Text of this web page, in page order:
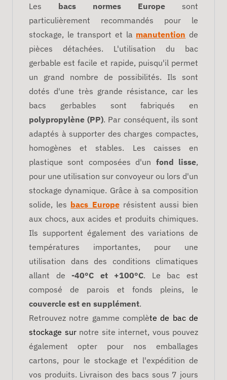
Les bacs normes Europe sont
particulièrement recommandés pour le
stockage, le transport et la manutention de
pièces détachées. L'utilisation du bac
gerbable est facile et rapide, puisqu'il permet
un grand nombre de possibilités. Ils sont
dotés d'une très grande résistance, car les
bacs gerbables sont fabriqués en
polypropylène (PP). Par conséquent, ils sont
adaptés à supporter des charges compactes,
homogènes et stables. Les caisses en
plastique sont composées d'un fond lisse,
pour une utilisation sur convoyeur ou lors d'un
stockage dynamique. Grâce à sa composition
solide, les bacs Europerésistent aussi bien
aux chocs, aux acides et produits chimiques.
Ils supportent également des variations de
températures importantes, pour une
utilisation dans des conditions climatiques
allant de-40°C et +100°C. Le bac est
composé de parois et fonds pleins, le
couvercle est en supplément.
Retrouvez notre gamme complète de bac de
stockage surnotre site internet, vous pouvez
également opter pour nos emballages
cartons, pour le stockage et l'expédition de
vos produits. Livraison des bacs sous 7 jours